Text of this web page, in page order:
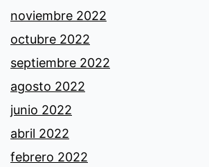
noviembre 2022
octubre 2022
septiembre 2022
agosto 2022
junio 2022
abril 2022
febrero 2022